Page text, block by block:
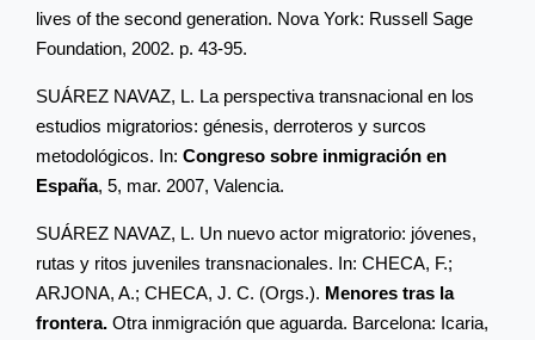
lives of the second generation. Nova York: Russell Sage
Foundation, 2002. p. 43-95.
SUÁREZ NAVAZ, L. La perspectiva transnacional en los
estudios migratorios: génesis, derroteros y surcos
metodológicos. In: Congreso sobre inmigración en
España, 5, mar. 2007, Valencia.
SUÁREZ NAVAZ, L. Un nuevo actor migratorio: jóvenes,
rutas y ritos juveniles transnacionales. In: CHECA, F.;
ARJONA, A.; CHECA, J. C. (Orgs.). Menores tras la
frontera. Otra inmigración que aguarda. Barcelona: Icaria,